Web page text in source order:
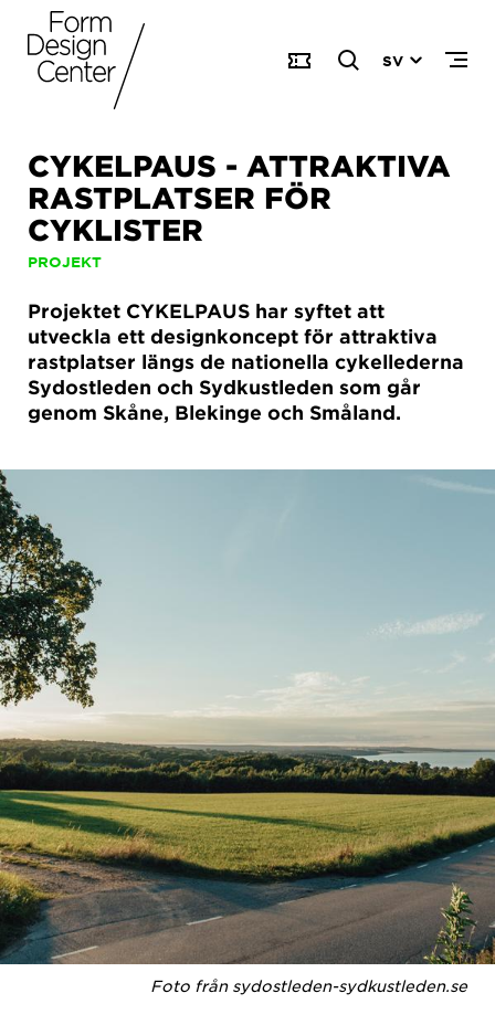
SV
CYKELPAUS - ATTRAKTIVA
RASTPLATSER FÖR
CYKLISTER
PROJEKT
Projektet CYKELPAUS har syftet att
utveckla ett designkoncept för attraktiva
rastplatser längs de nationella cykellederna
Sydostleden och Sydkustleden som går
genom Skåne, Blekinge och Småland.
Foto från sydostleden-sydkustleden.se